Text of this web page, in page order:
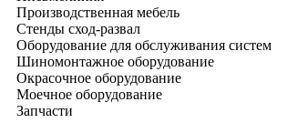
Производственная мебель
Стенды сход-развал
Оборудование для обслуживания систем
Шиномонтажное оборудование
Окрасочное оборудование
Моечное оборудование
Запчасти